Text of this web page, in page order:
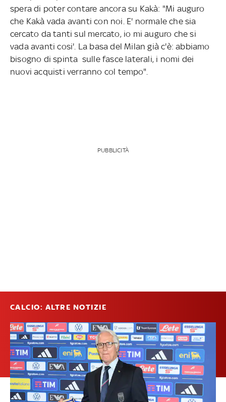
spera di poter contare ancora su Kakà: "Mi auguro
che Kakà vada avanti con noi. E' normale che sia
cercato da tanti sul mercato, io mi auguro che si
vada avanti cosi'. La basa del Milan già c'è: abbiamo
bisogno di spinta sulle fasce laterali, i nomi dei
nuovi acquisti verranno col tempo".
PUBBLICITÀ
CALCIO: ALTRE NOTIZIE